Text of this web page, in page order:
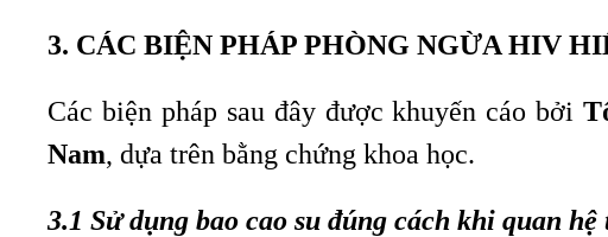
3. CÁC BIỆN PHÁP PHÒNG NGỪA HIV
Các biện pháp sau đây được khuyến cáo bởi
Nam, dựa trên bằng chứng khoa học.
3.1 Sử dụng bao cao su đúng cách khi quan